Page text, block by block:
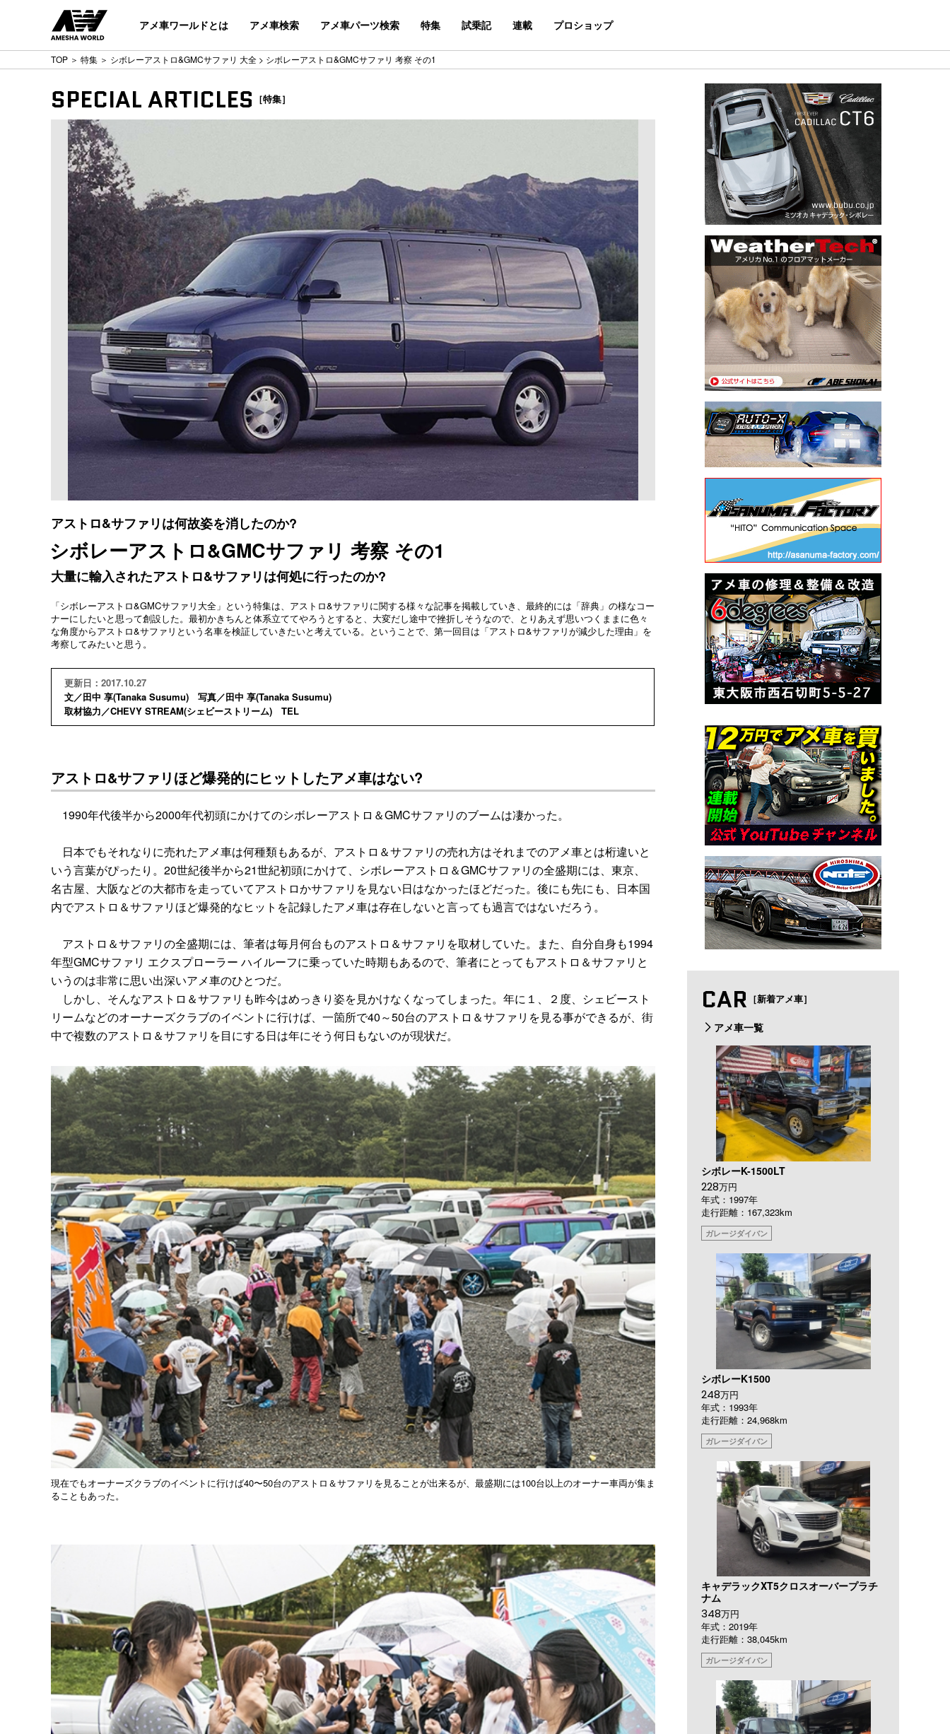
アメ車ワールドとは アメ車検索 アメ車パーツ検索 特集 試乗記 連載 プロショップ
TOP ＞ 特集 ＞ シボレーアストロ&GMCサファリ 大全 > シボレーアストロ&GMCサファリ 考察 その1
SPECIAL ARTICLES ［特集］
アストロ&サファリは何故姿を消したのか?
シボレーアストロ&GMCサファリ 考察 その1
大量に輸入されたアストロ&サファリは何処に行ったのか?
「シボレーアストロ&GMCサファリ大全」という特集は、アストロ&サファリに関する様々な記事を掲載していき、最終的には「辞典」の様なコー
ナーにしたいと思って創設した。最初かきちんと体系立ててやろうとすると、大変だし途中で挫折しそうなので、とりあえず思いつくままに色々
な角度からアストロ&サファリという名車を検証していきたいと考えている。ということで、第一回目は「アストロ&サファリが減少した理由」を
考察してみたいと思う。
更新日：2017.10.27
文／田中 享(Tanaka Susumu) 写真／田中 享(Tanaka Susumu)
取材協力／CHEVY STREAM(シェビーストリーム) TEL
アストロ&サファリほど爆発的にヒットしたアメ車はない?
1990年代後半から2000年代初頭にかけてのシボレーアストロ＆GMCサファリのブームは凄かった。
日本でもそれなりに売れたアメ車は何種類もあるが、アストロ＆サファリの売れ方はそれまでのアメ車とは桁違いと
いう言葉がぴったり。20世紀後半から21世紀初頭にかけて、シボレーアストロ＆GMCサファリの全盛期には、東京、
名古屋、大阪などの大都市を走っていてアストロかサファリを見ない日はなかったほどだった。後にも先にも、日本国
内でアストロ＆サファリほど爆発的なヒットを記録したアメ車は存在しないと言っても過言ではないだろう。
アストロ＆サファリの全盛期には、筆者は毎月何台ものアストロ＆サファリを取材していた。また、自分自身も1994
年型GMCサファリ エクスプローラー ハイルーフに乗っていた時期もあるので、筆者にとってもアストロ＆サファリと
いうのは非常に思い出深いアメ車のひとつだ。
しかし、そんなアストロ＆サファリも昨今はめっきり姿を見かけなくなってしまった。年に１、２度、シェビースト
リームなどのオーナーズクラブのイベントに行けば、一箇所で40～50台のアストロ＆サファリを見る事ができるが、街
中で複数のアストロ＆サファリを目にする日は年にそう何日もないのが現状だ。
現在でもオーナーズクラブのイベントに行けば40〜50台のアストロ＆サファリを見ることが出来るが、最盛期には100台以上のオーナー車両が集ま
ることもあった。
CAR ［新着アメ車］
アメ車一覧
シボレーK-1500LT
228万円
年式：1997年
走行距離：167,323km
ガレージダイバン
シボレーK1500
248万円
年式：1993年
走行距離：24,968km
ガレージダイバン
キャデラックXT5クロスオーバープラチ
ナム
348万円
年式：2019年
走行距離：38,045km
ガレージダイバン